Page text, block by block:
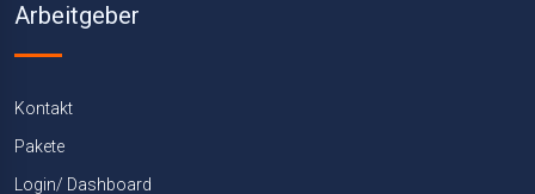
Arbeitgeber
Kontakt
Pakete
Login/ Dashboard